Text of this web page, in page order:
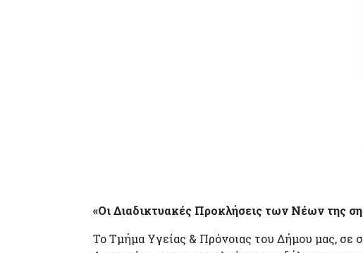
ΠΡΟΣΚΛΗΣΗ
«Οι Διαδικτυακές Προκλήσεις των Νέων της
Το Τμήμα Υγείας & Πρόνοιας του Δήμου μας,